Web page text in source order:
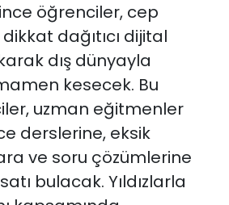
öğrenciler, cep
dağıtıcı dijital
dış dünyayla
kesecek. Bu
uzman eğitmenler
derslerine, eksik
ve soru çözümlerine
bulacak. Yıldızlarla